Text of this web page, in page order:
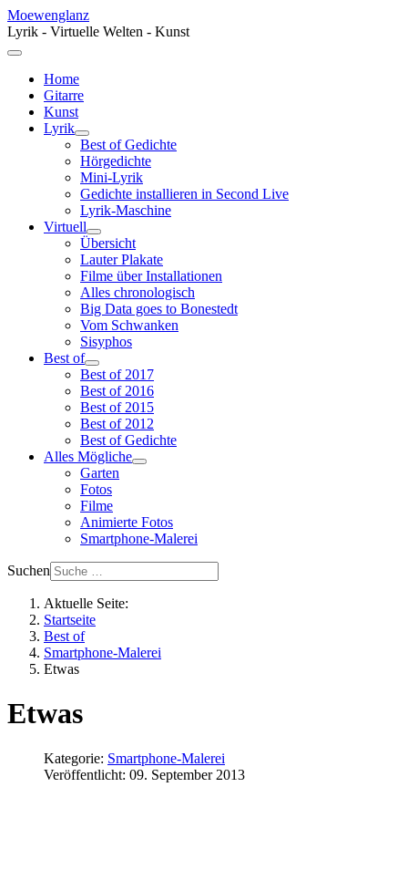
Moewenglanz
Lyrik - Virtuelle Welten - Kunst
Home
Gitarre
Kunst
Lyrik
Best of Gedichte
Hörgedichte
Mini-Lyrik
Gedichte installieren in Second Live
Lyrik-Maschine
Virtuell
Übersicht
Lauter Plakate
Filme über Installationen
Alles chronologisch
Big Data goes to Bonestedt
Vom Schwanken
Sisyphos
Best of
Best of 2017
Best of 2016
Best of 2015
Best of 2012
Best of Gedichte
Alles Mögliche
Garten
Fotos
Filme
Animierte Fotos
Smartphone-Malerei
Suchen
Aktuelle Seite:
Startseite
Best of
Smartphone-Malerei
Etwas
Etwas
Kategorie: Smartphone-Malerei
Veröffentlicht: 09. September 2013